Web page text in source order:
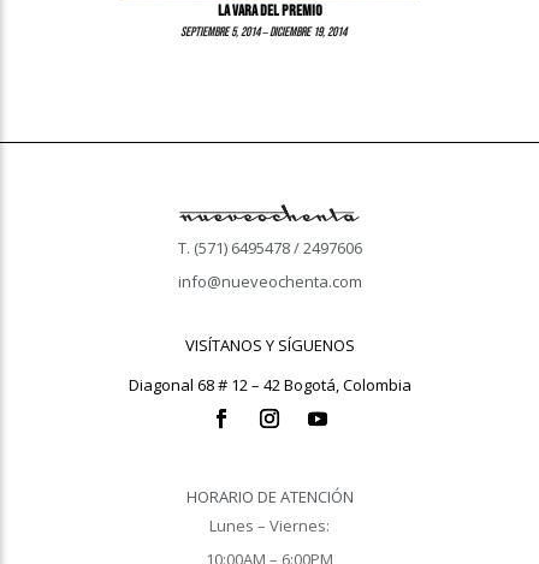
La vara del premio
septiembre 5, 2014–diciembre 19, 2014
T. (571) 6495478 / 2497606
info@nueveochenta.com
VISÍTANOS Y SÍGUENOS
Diagonal 68 # 12 – 42 Bogotá, Colombia
HORARIO DE ATENCIÓN
Lunes – Viernes:
10:00AM – 6:00PM